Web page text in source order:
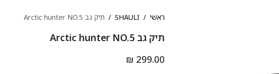
ראשי SHAULI תיק גב Arctic hunter NO.5
תיק גב Arctic hunter NO.5
299.00 ₪